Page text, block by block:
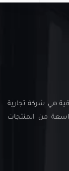
هي شركة تجارية
من المنتجات